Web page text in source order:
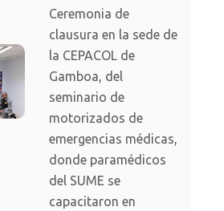
Ceremonia de
clausura en la sede de
la CEPACOL de
Gamboa, del
seminario de
motorizados de
emergencias médicas,
donde paramédicos
del SUME se
capacitaron en